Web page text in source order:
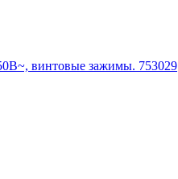
винтовые зажимы. 753029